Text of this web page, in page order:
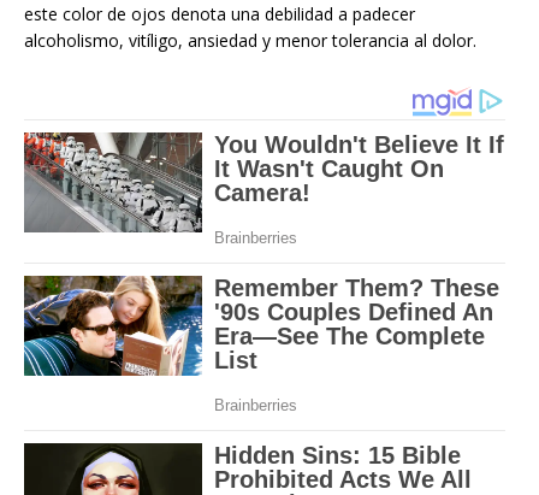
este color de ojos denota una debilidad a padecer
alcoholismo, vitíligo, ansiedad y menor tolerancia al dolor.